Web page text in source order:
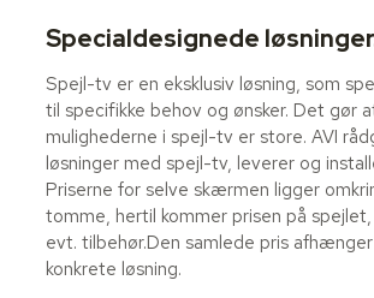
Specialdesignede
Spejl-tv er en eksklusiv løsning, som
til specifikke behov og ønsker. Det gør
mulighederne i spejl-tv er store. AVI
løsninger med spejl-tv, leverer og
Priserne for selve skærmen ligger
tomme, hertil kommer prisen på
evt. tilbehør.Den samlede pris
konkrete løsning.